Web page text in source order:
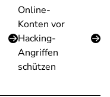
Online-
Konten vor
Hacking-
Angriffen
schützen